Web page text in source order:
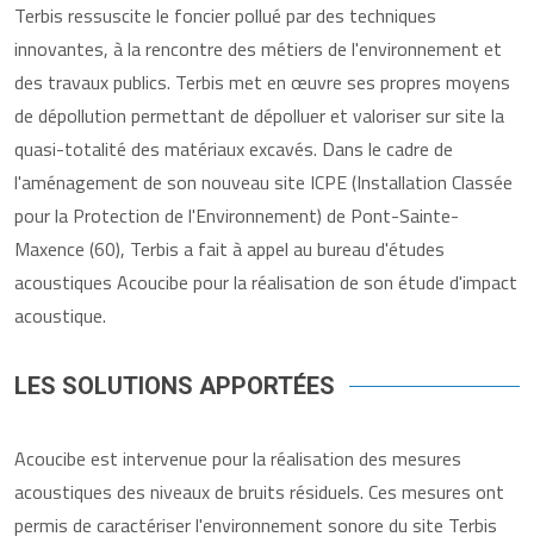
Terbis ressuscite le foncier pollué par des techniques
innovantes, à la rencontre des métiers de l'environnement et
des travaux publics. Terbis met en œuvre ses propres moyens
de dépollution permettant de dépolluer et valoriser sur site la
quasi-totalité des matériaux excavés. Dans le cadre de
l'aménagement de son nouveau site ICPE (Installation Classée
pour la Protection de l'Environnement) de Pont-Sainte-
Maxence (60), Terbis a fait à appel au bureau d'études
acoustiques Acoucibe pour la réalisation de son étude d'impact
acoustique.
LES SOLUTIONS APPORTÉES
Acoucibe est intervenue pour la réalisation des mesures
acoustiques des niveaux de bruits résiduels. Ces mesures ont
permis de caractériser l'environnement sonore du site Terbis